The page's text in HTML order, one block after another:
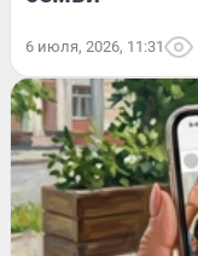
6 июля, 2026, 11:31